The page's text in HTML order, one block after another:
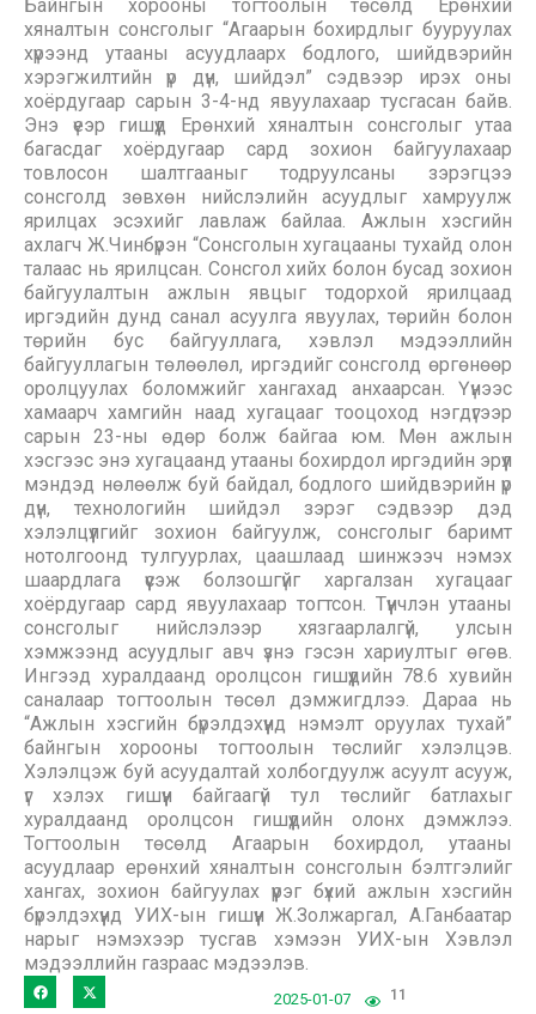
Байнгын хорооны тогтоолын төсөлд Ерөнхий
хяналтын сонсголыг “Агаарын бохирдлыг бууруулах
хүрээнд утааны асуудлаарх бодлого, шийдвэрийн
хэрэгжилтийн үр дүн, шийдэл” сэдвээр ирэх оны
хоёрдугаар сарын 3-4-нд явуулахаар тусгасан байв.
Энэ үеэр гишүүд Ерөнхий хяналтын сонсголыг утаа
багасдаг хоёрдугаар сард зохион байгуулахаар
товлосон шалтгааныг тодруулсаны зэрэгцээ
сонсголд зөвхөн нийслэлийн асуудлыг хамруулж
ярилцах эсэхийг лавлаж байлаа. Ажлын хэсгийн
ахлагч Ж.Чинбүрэн “Сонсголын хугацааны тухайд олон
талаас нь ярилцсан. Сонсгол хийх болон бусад зохион
байгуулалтын ажлын явцыг тодорхой ярилцаад
иргэдийн дунд санал асуулга явуулах, төрийн болон
төрийн бус байгууллага, хэвлэл мэдээллийн
байгууллагын төлөөлөл, иргэдийг сонсголд өргөнөөр
оролцуулах боломжийг хангахад анхаарсан. Үүнээс
хамаарч хамгийн наад хугацааг тооцоход нэгдүгээр
сарын 23-ны өдөр болж байгаа юм. Мөн ажлын
хэсгээс энэ хугацаанд утааны бохирдол иргэдийн эрүүл
мэндэд нөлөөлж буй байдал, бодлого шийдвэрийн үр
дүн, технологийн шийдэл зэрэг сэдвээр дэд
хэлэлцүүлгийг зохион байгуулж, сонсголыг баримт
нотолгоонд тулгуурлах, цаашлаад шинжээч нэмэх
шаардлага үүсэж болзошгүйг харгалзан хугацааг
хоёрдугаар сард явуулахаар тогтсон. Түүнчлэн утааны
сонсголыг нийслэлээр хязгаарлалгүй, улсын
хэмжээнд асуудлыг авч үзнэ гэсэн хариултыг өгөв.
Ингээд хуралдаанд оролцсон гишүүдийн 78.6 хувийн
саналаар тогтоолын төсөл дэмжигдлээ. Дараа нь
“Ажлын хэсгийн бүрэлдэхүүнд нэмэлт оруулах тухай”
байнгын хорооны тогтоолын төслийг хэлэлцэв.
Хэлэлцэж буй асуудалтай холбогдуулж асуулт асууж,
үг хэлэх гишүүн байгаагүй тул төслийг батлахыг
хуралдаанд оролцсон гишүүдийн олонх дэмжлээ.
Тогтоолын төсөлд Агаарын бохирдол, утааны
асуудлаар ерөнхий хяналтын сонсголын бэлтгэлийг
хангах, зохион байгуулах үүрэг бүхий ажлын хэсгийн
бүрэлдэхүүнд УИХ-ын гишүүн Ж.Золжаргал, А.Ганбаатар
нарыг нэмэхээр тусгав хэмээн УИХ-ын Хэвлэл
мэдээллийн газраас мэдээлэв.
2025-01-07 11